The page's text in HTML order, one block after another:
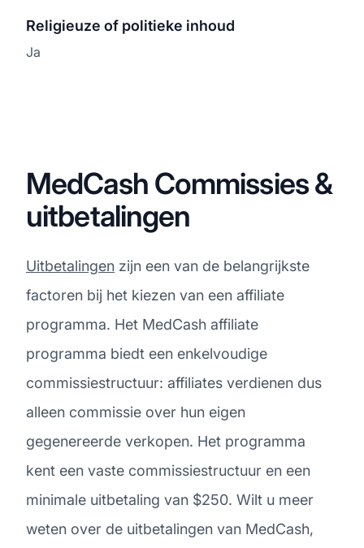
Religieuze of politieke inhoud
Ja
MedCash Commissies &
uitbetalingen
Uitbetalingen zijn een van de belangrijkste
factoren bij het kiezen van een affiliate
programma. Het MedCash affiliate
programma biedt een enkelvoudige
commissiestructuur: affiliates verdienen dus
alleen commissie over hun eigen
gegenereerde verkopen. Het programma
kent een vaste commissiestructuur en een
minimale uitbetaling van $250. Wilt u meer
weten over de uitbetalingen van MedCash,